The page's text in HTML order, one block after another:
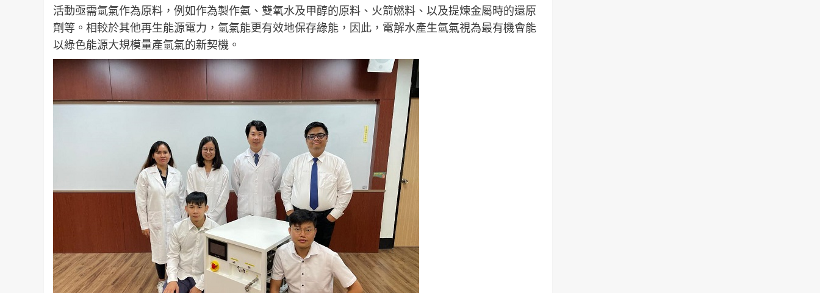
活動亟需氫氣作為原料，例如作為製作氨、雙氧水及甲醇的原料、火箭燃料、以及提煉金屬時的還原
劑等。相較於其他再生能源電力，氫氣能更有效地保存綠能，因此，電解水產生氫氣視為最有機會能
以綠色能源大規模量產氫氣的新契機。